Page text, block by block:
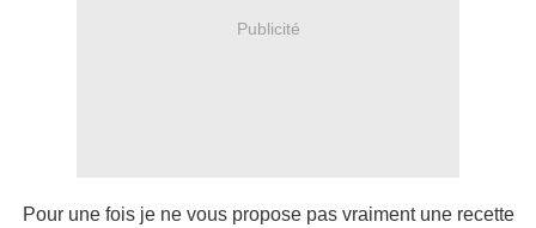
Publicité
Pour une fois je ne vous propose pas vraiment une recette